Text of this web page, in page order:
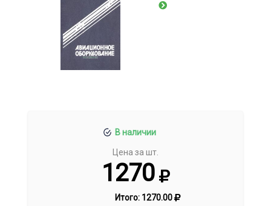
В наличии
Цена за шт.
1270
Итого: 1270.00